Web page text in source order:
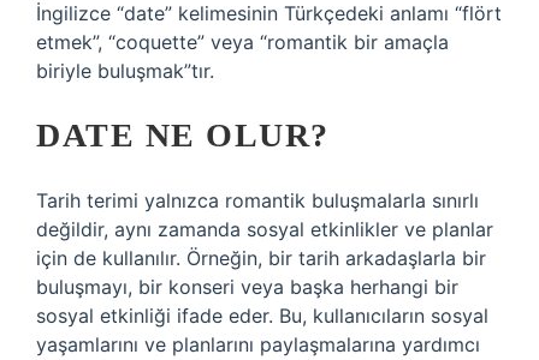
İngilizce “date” kelimesinin Türkçedeki anlamı “flört
etmek”, “coquette” veya “romantik bir amaçla
biriyle buluşmak”tır.
DATE NE OLUR?
Tarih terimi yalnızca romantik buluşmalarla sınırlı
değildir, aynı zamanda sosyal etkinlikler ve planlar
için de kullanılır. Örneğin, bir tarih arkadaşlarla bir
buluşmayı, bir konseri veya başka herhangi bir
sosyal etkinliği ifade eder. Bu, kullanıcıların sosyal
yaşamlarını ve planlarını paylaşmalarına yardımcı